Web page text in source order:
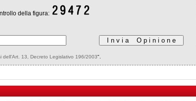
della figura:
dell'Art. 13, Decreto Legislativo 196/2003".